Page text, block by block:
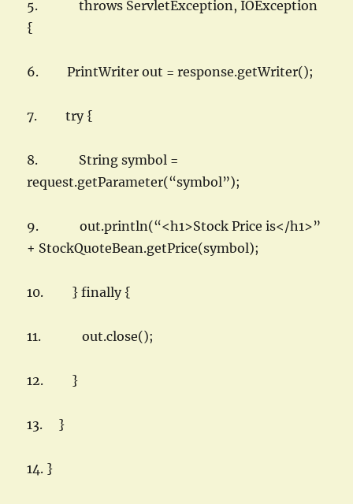
5. throws ServletException, IOException
{
6. PrintWriter out = response.getWriter();
7. try {
8. String symbol =
request.getParameter(“symbol”);
9. out.println(“<h1>Stock Price is</h1>”
+ StockQuoteBean.getPrice(symbol);
10. } finally {
11. out.close();
12. }
13. }
14. }